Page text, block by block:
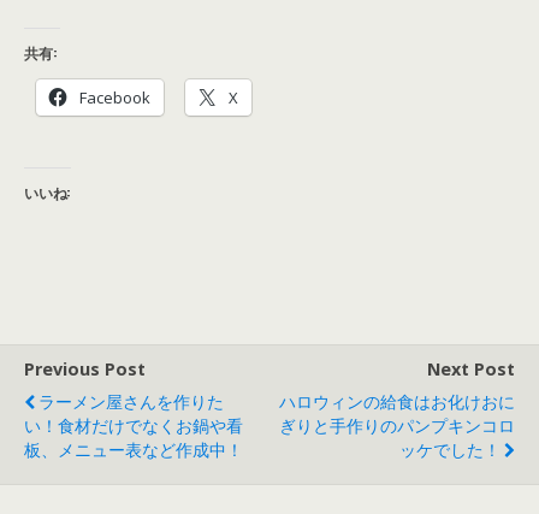
共有:
Facebook X
いいね:
Previous Post
ラーメン屋さんを作りた
い！食材だけでなくお鍋や看
板、メニュー表など作成中！
Next Post
ハロウィンの給食はお化けおに
ぎりと手作りのパンプキンコロ
ッケでした！